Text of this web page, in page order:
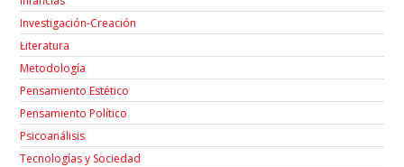
Investigación-Creación
Łiteratura
Metodología
Pensamiento Estético
Pensamiento Político
Psicoanálisis
Tecnologías y Sociedad